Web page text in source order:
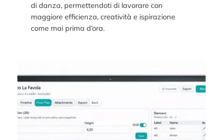
di danza, permettendoti di lavorare con
maggiore efficienza, creatività e ispirazione
come mai prima d’ora.